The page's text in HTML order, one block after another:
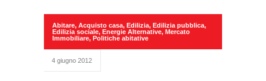
Abitare, Acquisto casa, Edilizia, Edilizia pubblica,
Edilizia sociale, Energie Alternative, Mercato
Immobiliare, Politiche abitative
4 giugno 2012